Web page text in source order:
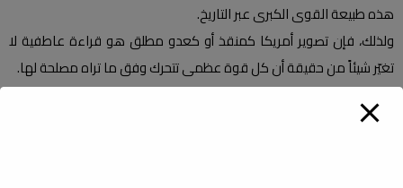
هذه طبيعة القوى الكبرى عبر التاريخ.
ولذلك، فإن تصوير أمريكا كمنقذ أو كعدو مطلق هو قراءة عاطفية لا
تغيّر شيئاً من حقيقة أن كل قوة عظمى تتحرك وفق ما تراه مصلحة لها.
إيران أيضاً تتحرك بمنطق المصالح